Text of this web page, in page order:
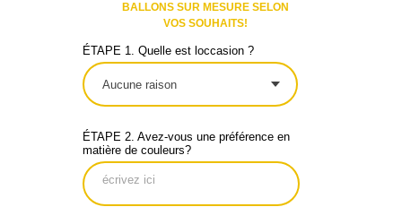
BALLONS SUR MESURE SELON
VOS SOUHAITS!
ÉTAPE 1. Quelle est loccasion ?
ÉTAPE 2. Avez-vous une préférence en
matière de couleurs?